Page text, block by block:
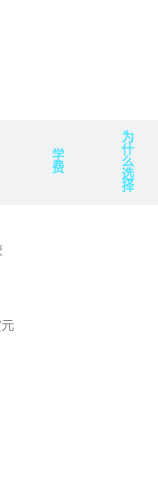
学
费
为
什
么
选
择